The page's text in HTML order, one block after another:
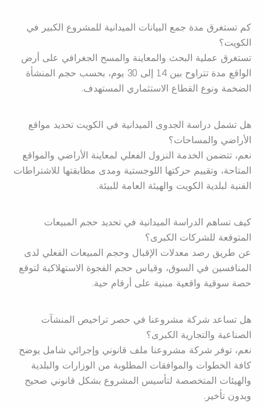
كم تستغرق مدة جمع البيانات الميدانية للمشروع الكبير في
الكويت؟
تستغرق عملية البحث والمعاينة والمسح الجغرافي على أرض
الواقع مدة تتراوح بين 14 إلى 30 يوم، بحسب حجم المنشأة
الضخمة ونوع القطاع الاستثماري المستهدف.
هل تشمل دراسة الجدوى الميدانية في الكويت تحديد مواقع
الأراضي والمساحات؟
نعم، تتضمن الخدمة النزول الفعلي لمعاينة الأراضي والمواقع
المتاحة، وتقييم حركتها اللوجستية ومدى مطابقتها للاشتراطات
الفنية لبلدية الكويت والهيئة العامة للبيئة.
كيف تساهم الدراسة الميدانية في تحديد حجم المبيعات
المتوقعة للشركات الكبرى؟
عن طريق رصد معدلات الإقبال وحجم المبيعات الفعلي لدى
المنافسين في السوق، وقياس حجم الفجوة الاستهلاكية لتوقع
حصة سوقية واقعية مبنية على أرقام حية.
هل تساعد شركة مشروعنا في حصر تراخيص المنشآت
الصناعية والتجارية الكبرى؟
نعم، توفر شركة مشروعنا ملف قانوني وإجرائي شامل يوضح
كافة الخطوات والموافقات المطلوبة من الوزارات والبلدية
والهيئات المتخصصة لتأسيس المشروع بشكل قانوني صحيح
وبدون تأخير.